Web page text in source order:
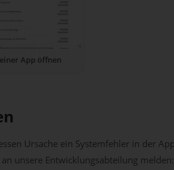
App öffnen
Ursache ein Systemfehler in der
unsere Entwicklungsabteilung melden: